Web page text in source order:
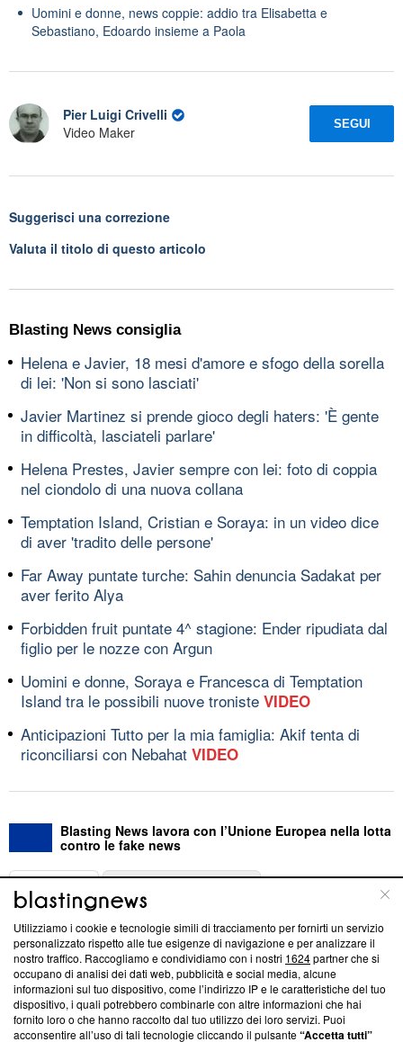
Uomini e donne, news coppie: addio tra Elisabetta e
Sebastiano, Edoardo insieme a Paola
Pier Luigi Crivelli
Video Maker
SEGUI
Suggerisci una correzione
Valuta il titolo di questo articolo
Blasting News consiglia
Helena e Javier, 18 mesi d'amore e sfogo della sorella
di lei: 'Non si sono lasciati'
Javier Martinez si prende gioco degli haters: 'È gente
in difficoltà, lasciateli parlare'
Helena Prestes, Javier sempre con lei: foto di coppia
nel ciondolo di una nuova collana
Temptation Island, Cristian e Soraya: in un video dice
di aver 'tradito delle persone'
Far Away puntate turche: Sahin denuncia Sadakat per
aver ferito Alya
Forbidden fruit puntate 4^ stagione: Ender ripudiata dal
figlio per le nozze con Argun
Uomini e donne, Soraya e Francesca di Temptation
Island tra le possibili nuove troniste VIDEO
Anticipazioni Tutto per la mia famiglia: Akif tenta di
riconciliarsi con Nebahat VIDEO
Blasting News lavora con l’Unione Europea nella lotta
contro le fake news
ABOUT
Questa sezione offre informazioni trasparenti su Blasting
News, sui nostri processi editoriali e su come ci impegniamo a
creare news di qualità. Inoltre, afferma la nostra aderenza a
‘Trust Project - News with Integrity’Blasting News non è
ancora membro del programma, ma ha richiesto di farne
parte; Trust Project non ha ancora effettuato una verifica di
Utilizziamo i cookie e tecnologie simili di tracciamento per fornirti un servizio
personalizzato rispetto alle tue esigenze di navigazione e per analizzare il
nostro traffico. Raccogliamo e condividiamo con i nostri 1624partner che si
occupano di analisi dei dati web, pubblicità e social media, alcune
informazioni sul tuo dispositivo, come l’indirizzo IP e le caratteristiche del tuo
dispositivo, i quali potrebbero combinarle con altre informazioni che hai
fornito loro o che hanno raccolto dal tuo utilizzo dei loro servizi. Puoi
acconsentire all’uso di tali tecnologie cliccando il pulsante“Accetta tutti”